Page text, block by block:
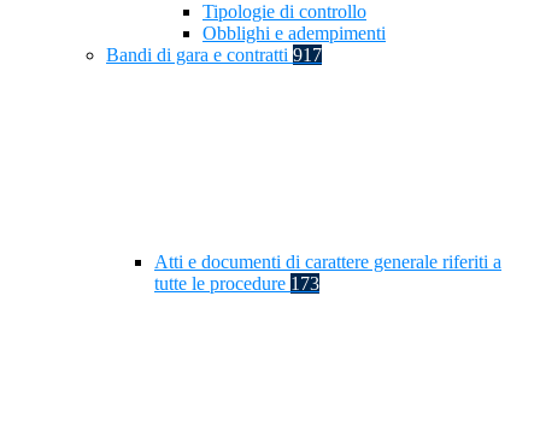
Tipologie di controllo
Obblighi e adempimenti
Bandi di gara e contratti 917
Atti e documenti di carattere generale riferiti a
tutte le procedure 173